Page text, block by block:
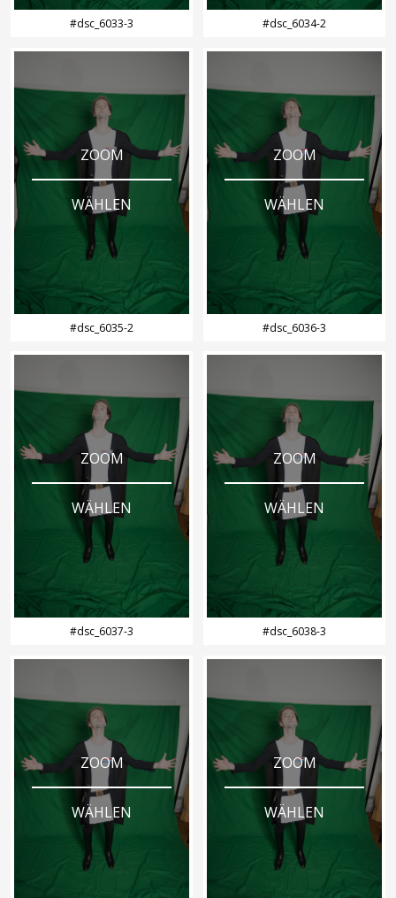
#dsc_6033-3 #dsc_6034-2
ZOOM
WÄHLEN
#dsc_6035-2
ZOOM
WÄHLEN
#dsc_6036-3
ZOOM
WÄHLEN
#dsc_6037-3
ZOOM
WÄHLEN
#dsc_6038-3
ZOOM
WÄHLEN
ZOOM
WÄHLEN